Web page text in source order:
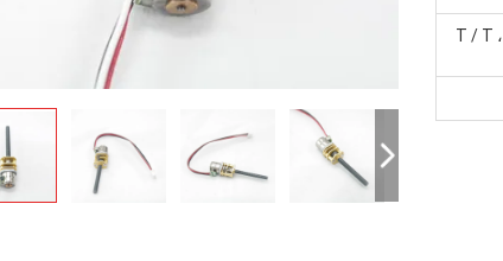
مونيغرام ، ويسترن يونيون ، بطاقة الائتمان ، T / T